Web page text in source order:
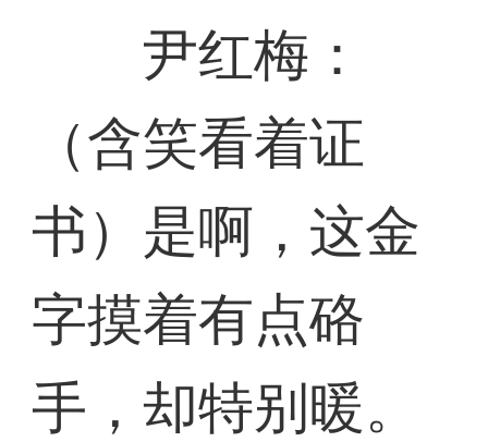
尹红梅：
（含笑看着证
书）是啊，这金
字摸着有点硌
手，却特别暖。